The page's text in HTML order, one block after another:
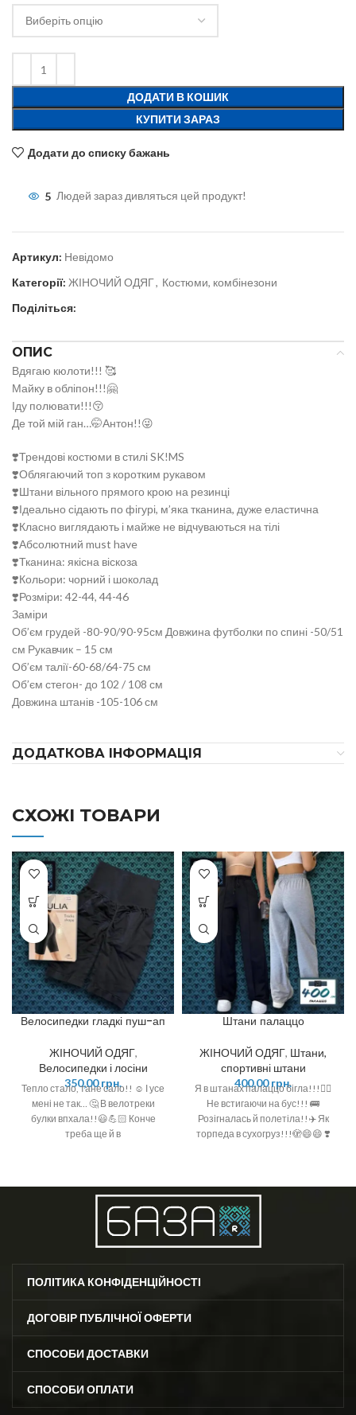
ДОДАТИ В КОШИК
КУПИТИ ЗАРАЗ
Додати до списку бажань
5 Людей зараз дивляться цей продукт!
Артикул: Невідомо
Категорії: ЖІНОЧИЙ ОДЯГ, Костюми, комбінезони
Поділіться:
ОПИС
Вдягаю кюлоти!!! 🥰
Майку в обліпон!!!🤗
Іду полювати!!!😚
Де той мій ган…🤭Антон!!😜
❣️Трендові костюми в стилі SK!MS
❣️Облягаючий топ з коротким рукавом
❣️Штани вільного прямого крою на резинці
❣️Ідеально сідають по фігурі, м’яка тканина, дуже еластична
❣️Класно виглядають і майже не відчуваються на тілі
❣️Абсолютний must have
❣️Тканина: якісна віскоза
❣️Кольори: чорний і шоколад
❣️Розміри: 42-44, 44-46
Заміри
Об’єм грудей -80-90/90-95см Довжина футболки по спині -50/51
см Рукавчик – 15 см
Об’єм талії-60-68/64-75 см
Об’єм стегон- до 102 / 108 см
Довжина штанів -105-106 см
ДОДАТКОВА ІНФОРМАЦІЯ
СХОЖІ ТОВАРИ
Велосипедки гладкі пуш-ап
ЖІНОЧИЙ ОДЯГ,
Велосипедки і лосіни
350,00грн.
Тепло стало, тане сало!! ☺️ І усе
мені не так… 🤔 В велотреки
булки впхала!!😃💪🏻 Конче
треба ще й в
Штани палаццо
ЖІНОЧИЙ ОДЯГ, Штани,
спортивні штани
400,00грн.
Я в штанах палаццо бігла!!!🏃‍♀️
Не встигаючи на бус!!! 🚌
Розігналась й полетіла!!✈️ Як
торпеда в сухогруз!!!🫣😄😄 ❣️
ПОЛІТИКА КОНФІДЕНЦІЙНОСТІ
ДОГОВІР ПУБЛІЧНОЇ ОФЕРТИ
СПОСОБИ ДОСТАВКИ
СПОСОБИ ОПЛАТИ